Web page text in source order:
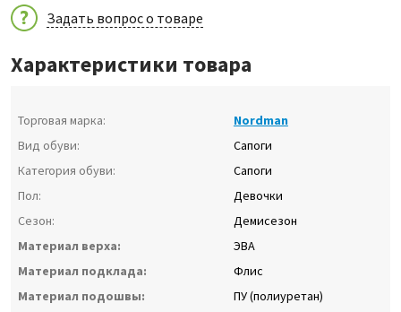
Задать вопрос о товаре
Характеристики товара
Торговая марка:
Nordman
Вид обуви:
Сапоги
Категория обуви:
Сапоги
Пол:
Девочки
Сезон:
Демисезон
Материал верха:
ЭВА
Материал подклада:
Флис
Материал подошвы:
ПУ (полиуретан)